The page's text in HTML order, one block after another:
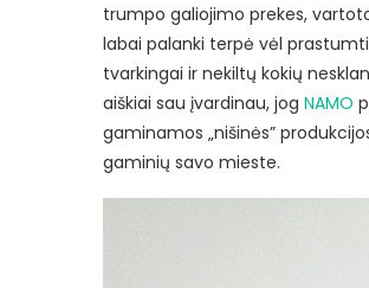
trumpo galiojimo prekes,
labai palanki terpė vėl
tvarkingai ir nekiltų kokių
aiškiai sau įvardinau, jog NAMO
gaminamos „nišinės”
gaminių savo mieste.